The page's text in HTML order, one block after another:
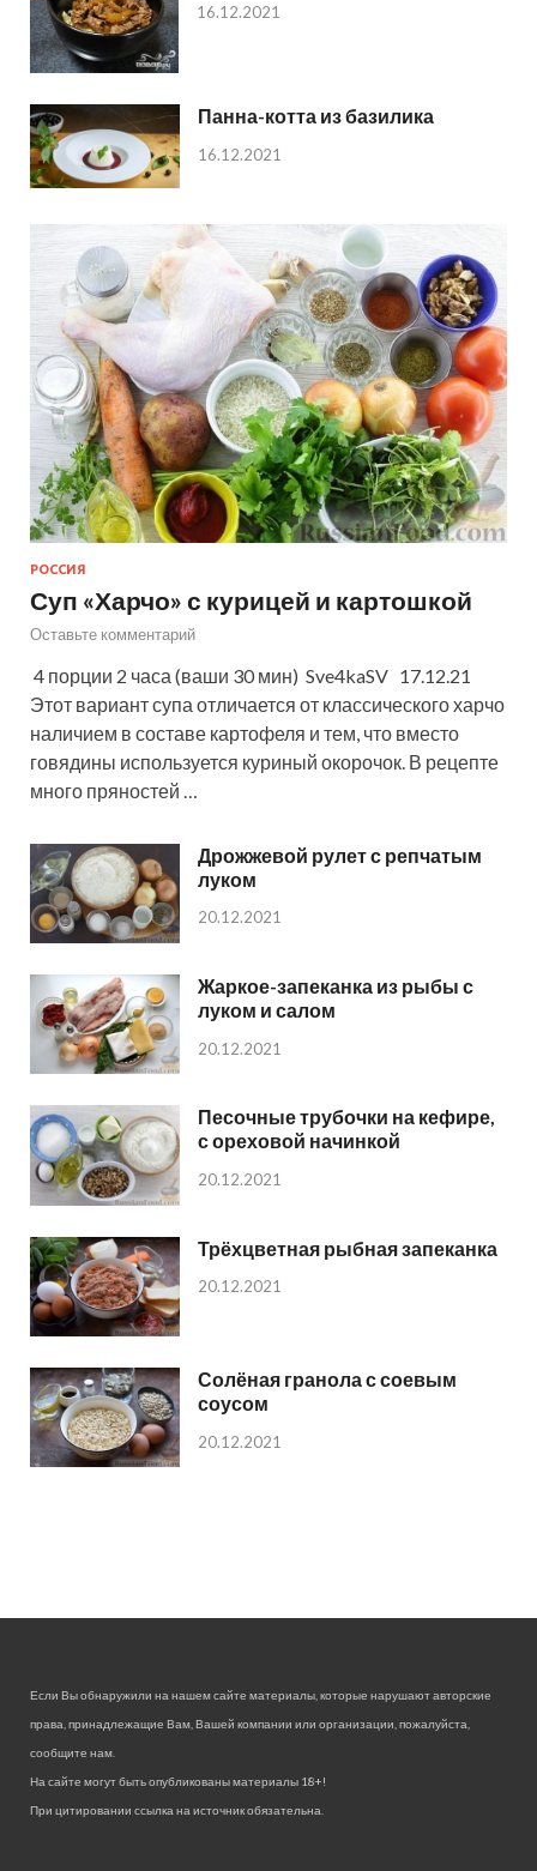
16.12.2021
Панна-котта из базилика
16.12.2021
РОССИЯ
Суп «Харчо» с курицей и картошкой
Оставьте комментарий
4 порции 2 часа (ваши 30 мин) Sve4kaSV 17.12.21
Этот вариант супа отличается от классического харчо
наличием в составе картофеля и тем, что вместо
говядины используется куриный окорочок. В рецепте
много пряностей …
Дрожжевой рулет с репчатым
луком
20.12.2021
Жаркое-запеканка из рыбы с
луком и салом
20.12.2021
Песочные трубочки на кефире,
с ореховой начинкой
20.12.2021
Трёхцветная рыбная запеканка
20.12.2021
Солёная гранола с соевым
соусом
20.12.2021
Если Вы обнаружили на нашем сайте материалы, которые нарушают авторские
права, принадлежащие Вам, Вашей компании или организации, пожалуйста,
сообщите нам.
На сайте могут быть опубликованы материалы 18+!
При цитировании ссылка на источник обязательна.